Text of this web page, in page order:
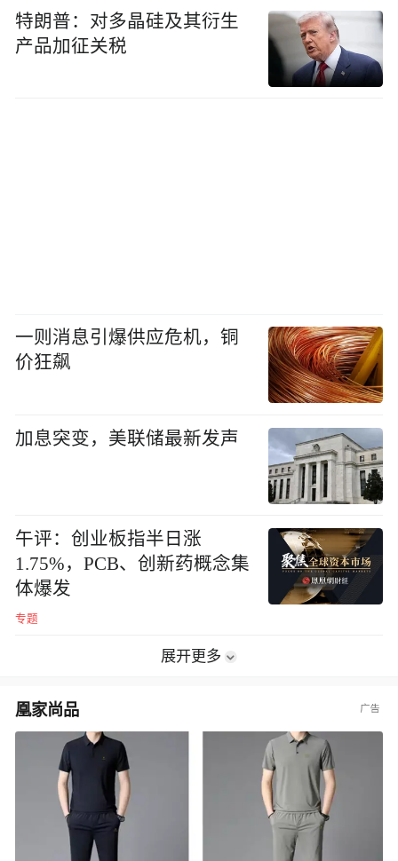
特朗普：对多晶硅及其衍生
产品加征关税
一则消息引爆供应危机，铜
价狂飙
加息突变，美联储最新发声
午评：创业板指半日涨
1.75%，PCB、创新药概念集
体爆发
专题
展开更多
凰家尚品